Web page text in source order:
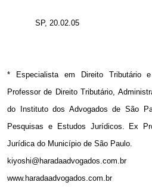
SP, 20.02.05
* Especialista em Direito Tributário
Professor de Direito Tributário,
do Instituto dos Advogados de São
Pesquisas e Estudos Jurídicos. Ex
Jurídica do Município de São Paulo.
kiyoshi@haradaadvogados.com.br
www.haradaadvogados.com.br